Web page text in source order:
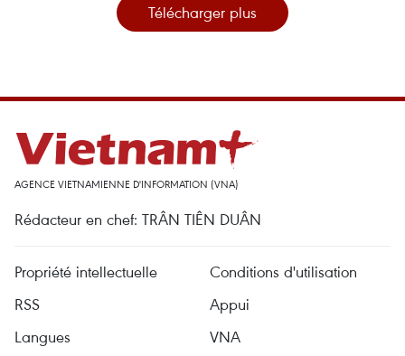
Télécharger plus
AGENCE VIETNAMIENNE D'INFORMATION (VNA)
Rédacteur en chef: TRÂN TIÊN DUÂN
Propriété intellectuelle
Conditions d'utilisation
RSS
Appui
Langues
VNA